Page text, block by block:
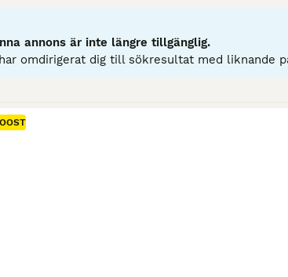
annons är inte längre tillgänglig.
omdirigerat dig till sökresultat med liknande